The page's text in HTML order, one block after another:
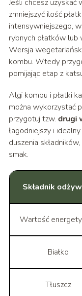
Jeśli chcesz uzyskać
zmniejszyć ilość
intensywniejszego,
rybnych płatków lub
Wersja
kombu. Wtedy
pomijając etap z
Algi kombu i płatki
można wykorzystać
przygotuj tzw. drugi
łagodniejszy i
duszenia
smak.
Składnik
Wartość
Białko
Tłuszcz